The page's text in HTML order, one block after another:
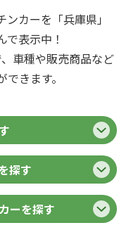
カーを「兵庫県」
で表示中！
車種や販売商品など
きます。
探す
ーを探す